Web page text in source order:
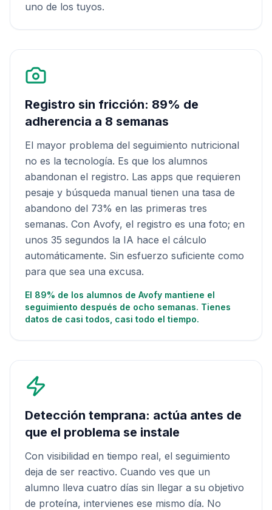
uno de los tuyos.
Registro sin fricción: 89% de
adherencia a 8 semanas
El mayor problema del seguimiento nutricional
no es la tecnología. Es que los alumnos
abandonan el registro. Las apps que requieren
pesaje y búsqueda manual tienen una tasa de
abandono del 73% en las primeras tres
semanas. Con Avofy, el registro es una foto; en
unos 35 segundos la IA hace el cálculo
automáticamente. Sin esfuerzo suficiente como
para que sea una excusa.
El 89% de los alumnos de Avofy mantiene el
seguimiento después de ocho semanas. Tienes
datos de casi todos, casi todo el tiempo.
Detección temprana: actúa antes de
que el problema se instale
Con visibilidad en tiempo real, el seguimiento
deja de ser reactivo. Cuando ves que un
alumno lleva cuatro días sin llegar a su objetivo
de proteína, intervienes ese mismo día. No